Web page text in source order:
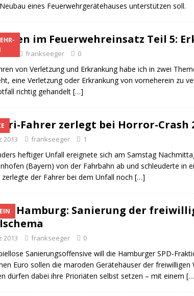
eines Feuerwehrgerätehauses unterstützen soll.
im Feuerwehreinsatz Teil 5:
frankseeger 0
von Verletzung und Erkrankung habe ich in zwei
eine Verletzung oder Erkrankung von vorneherein zu
richtig gehandelt […]
Fahrer zerlegt bei Horror-Crash
2013 frankseeger 1
heftiger Unfall ereignete sich am Samstag
(Bayern) von der Fahrbahn ab und schleuderte in
zerlegte der Fahrer bei dem Unfall noch […]
Hamburg: Sanierung der
2013 frankseeger 0
Sanierungsoffensive will die Hamburger SPD-
Euro sollen die maroden Gerätehäuser der freiwilligen
dürfen dabei ihre Prioriäten selbst setzen – mit einem